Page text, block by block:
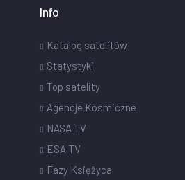
Info
Katalog satelitów
Statystyki
Top satelity
Agencje Kosmiczne
NASA TV
ESA TV
Fazy Księżyca